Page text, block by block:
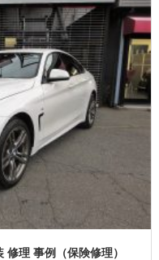
理 事例（保険修理）